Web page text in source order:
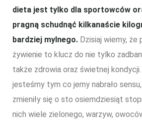
dieta jest tylko dla sportowców
pragną schudnąć kilkanaście
bardziej mylnego. Dzisiaj wiemy, że
żywienie to klucz do nie tylko
także zdrowia oraz świetnej
jesteśmy tym co jemy nabrało
zmieniły się o sto osiemdziesiąt
nich wiele zielonego, warzyw,